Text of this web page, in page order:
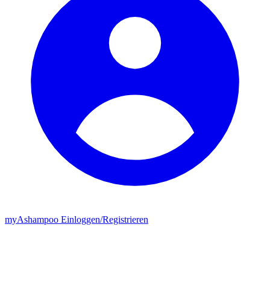
myAshampoo Einloggen/Registrieren